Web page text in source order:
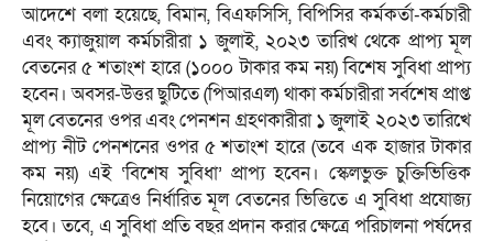
আদেশে বলা হয়েছে, বিমান, বিএফসিসি, বিপিসির কর্মকর্তা-কর্মচারী
এবং ক্যাজুয়াল কর্মচারীরা ১ জুলাই, ২০২৩ তারিখ থেকে প্রাপ্য মূল
বেতনের ৫ শতাংশ হারে (১০০০ টাকার কম নয়) বিশেষ সুবিধা প্রাপ্য
হবেন। অবসর-উত্তর ছুটিতে (পিআরএল) থাকা কর্মচারীরা সর্বশেষ প্রাপ্ত
মূল বেতনের ওপর এবং পেনশন গ্রহণকারীরা ১ জুলাই ২০২৩ তারিখে
প্রাপ্য নীট পেনশনের ওপর ৫ শতাংশ হারে (তবে এক হাজার টাকার
কম নয়) এই ‘বিশেষ সুবিধা’ প্রাপ্য হবেন। স্কেলভুক্ত চুক্তিভিত্তিক
নিয়োগের ক্ষেত্রেও নির্ধারিত মূল বেতনের ভিত্তিতে এ সুবিধা প্রযোজ্য
হবে। তবে, এ সুবিধা প্রতি বছর প্রদান করার ক্ষেত্রে পরিচালনা পর্ষদের